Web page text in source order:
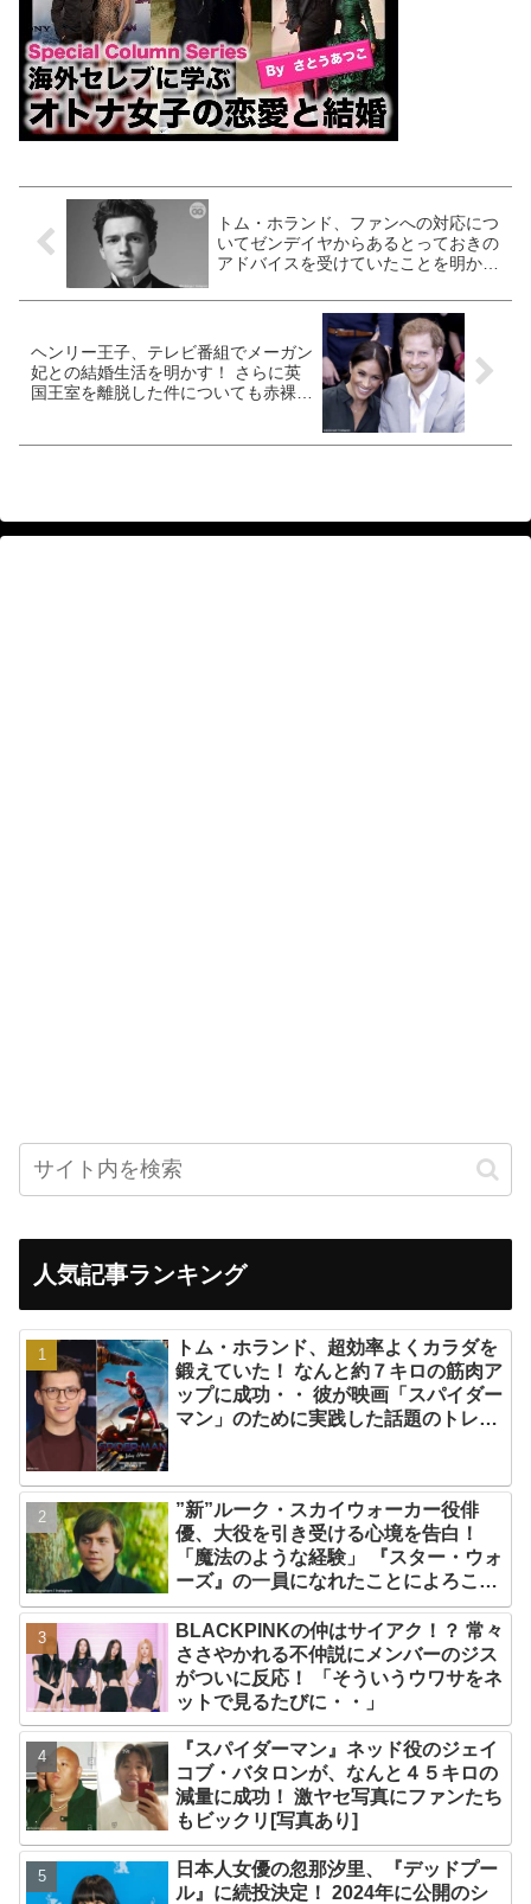
トム・ホランド、ファンへの対応につ
いてゼンデイヤからあるとっておきの
アドバイスを受けていたことを明か
作以降のマーベル映画の出演について
は「次の契約はまだないけど・・」
ヘンリー王子、テレビ番組でメーガン
妃との結婚生活を明かす！ さらに英
国王室を離脱した件についても赤裸々
人気記事ランキング
トム・ホランド、超効率よくカラダを
鍛えていた！ なんと約７キロの筋肉ア
ップに成功・・ 彼が映画「スパイダー
マン」のために実践した話題のトレー
”新”ルーク・スカイウォーカー役俳
優、大役を引き受ける心境を告白！
「魔法のような経験」 『スター・ウォ
ーズ』の一員になれたことによろこび
爆発
BLACKPINKの仲はサイアク！？ 常々
ささやかれる不仲説にメンバーのジス
がついに反応！ 「そういうウワサをネ
ットで見るたびに・・」
『スパイダーマン』ネッド役のジェイ
コブ・バタロンが、なんと４５キロの
減量に成功！ 激ヤセ写真にファンたち
もビックリ[写真あり]
日本人女優の忽那汐里、『デッドプー
ル』に続投決定！ 2024年に公開のシ